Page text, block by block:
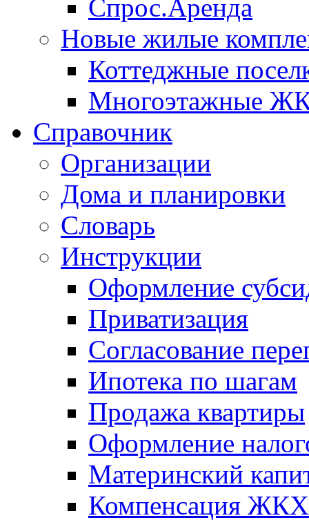
Спрос.Аренда
Новые жилые
Коттеджные
Многоэтажные
Справочник
Организации
Дома и планировки
Словарь
Инструкции
Оформление
Приватизация
Согласование
Ипотека по шагам
Продажа квартиры
Оформление
Материнский
Компенсация ЖКХ